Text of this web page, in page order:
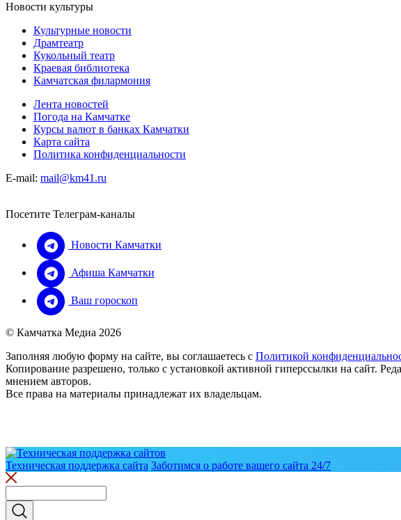
Новости культуры
Культурные новости
Драмтеатр
Кукольный театр
Краевая библиотека
Камчатская филармония
Лента новостей
Погода на Камчатке
Курсы валют в банках Камчатки
Карта сайта
Политика конфиденциальности
E-mail: mail@km41.ru
Посетите Телеграм-каналы
Новости Камчатки
Афиша Камчатки
Ваш гороскоп
© Камчатка Медиа 2026
Заполняя любую форму на сайте, вы соглашаетесь с Политикой
Копирование разрешено, только с установкой активной гиперссылки на сайт.
мнением авторов.
Все права на материалы принадлежат их владельцам.
Техническая поддержка сайта Заботимся о работе вашего сайта 24/7